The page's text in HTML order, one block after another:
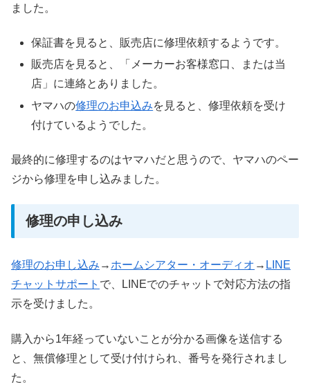
ました。
保証書を見ると、販売店に修理依頼するようです。
販売店を見ると、「メーカーお客様窓口、または当
店」に連絡とありました。
ヤマハの修理のお申込みを見ると、修理依頼を受け
付けているようでした。
最終的に修理するのはヤマハだと思うので、ヤマハのペー
ジから修理を申し込みました。
修理の申し込み
修理のお申し込み →ホームシアター・オーディオ → LINE
チャットサポート で、LINEでのチャットで対応方法の指
示を受けました。
購入から1年経っていないことが分かる画像を送信する
と、無償修理として受け付けられ、番号を発行されまし
た。